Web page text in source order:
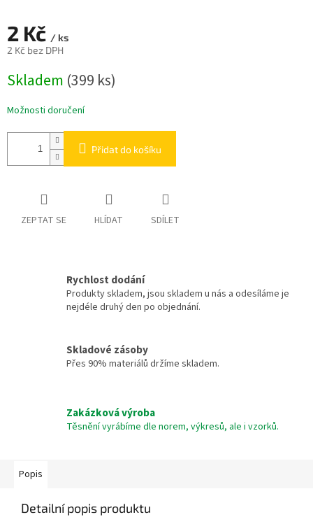
2 Kč / ks
2 Kč bez DPH
cena:
Skladem (399 ks)
Možnosti doručení
Přidat do košíku
ZEPTAT SE HLÍDAT SDÍLET
Rychlost dodání
Produkty skladem, jsou skladem u nás a odesíláme je
nejdéle druhý den po objednání.
Skladové zásoby
Přes 90% materiálů držíme skladem.
Zakázková výroba
Těsnění vyrábíme dle norem, výkresů, ale i vzorků.
Popis
Detailní popis produktu